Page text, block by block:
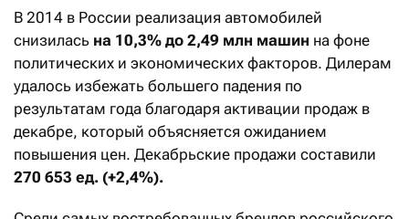
В 2014 в России реализация автомобилей
снизилась на 10,3% до 2,49 млн машин на фоне
политических и экономических факторов. Дилерам
удалось избежать большего падения по
результатам года благодаря активации продаж в
декабре, который объясняется ожиданием
повышения цен. Декабрьские продажи составили
270 653 ед. (+2,4%).